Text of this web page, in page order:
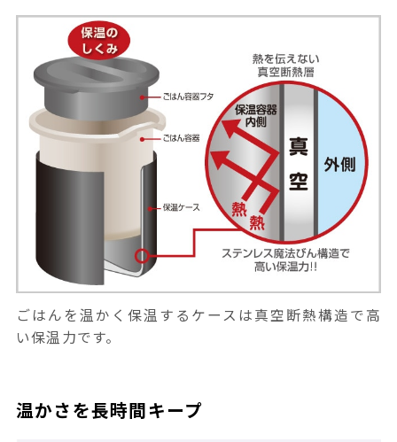
ごはんを温かく保温するケースは真空断熱構造で高
い保温力です。
温かさを長時間キープ